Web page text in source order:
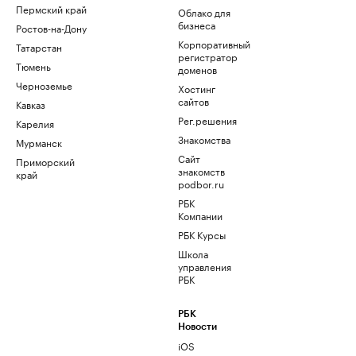
Пермский край
Ростов-на-Дону
Татарстан
Тюмень
Черноземье
Кавказ
Карелия
Мурманск
Приморский
край
Облако для
бизнеса
Корпоративный
регистратор
доменов
Хостинг
сайтов
Рег.решения
Знакомства
Сайт
знакомств
podbor.ru
РБК
Компании
РБК Курсы
Школа
управления
РБК
РБК
Новости
iOS